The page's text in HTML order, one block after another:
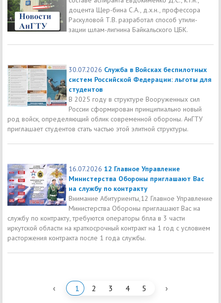
доцента Щер-бина С.А., д.х.н., профессора
Раскуловой Т.В. разработал способ утили-
зации шлам-лигнина Байкальского ЦБК.
30.07.2026 Служба в Войсках беспилотных
систем Российской Федерации: льготы для
студентов
В 2025 году в структуре Вооруженных сил
России сформирован принципиально новый
род войск, определяющий облик современной обороны. АнГТУ
приглашает студентов стать частью этой элитной структуры.
16.07.2026 12 Главное Управление
Министерства Обороны приглашают Вас
на службу по контракту
Внимание Абитуриенты,12 Главное Управление
Министерства Обороны приглашают Вас на
службу по контракту, требуются операторы бпла в 3 части
иркутской области на краткосрочный контракт на 1 год с условием
расторжения контракта после 1 года службы.
‹ 1 2 3 4 5 ›